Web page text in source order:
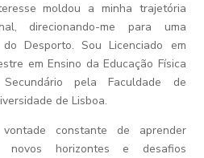
moldou a minha trajetória
direcionando-me para uma
Desporto. Sou Licenciado em
em Ensino da Educação Física
pela Faculdade de
de Lisboa.
constante de aprender
novos horizontes e desafios